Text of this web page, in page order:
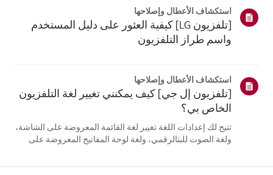
التلفزيون. أعد تسج...
استكشاف الأعطال وإصلاحها
[تلفزيون LG] كيفية العثور على دليل المستخدم
واسم طراز التلفزيون
استكشاف الأعطال وإصلاحها
[تلفزيون إل جي] كيف يمكنني تغيير لغة التلفزيون
الخاص بي؟
تتيح لك إعدادات اللغة تغيير لغة القائمة المعروضة على الشاشة،
ولغة الصوت للبثالرقمي، ولغة لوحة المفاتيح المعروضة على